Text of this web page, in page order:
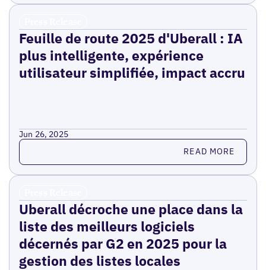
Feuille de route 2025 d'Uberall : IA
plus intelligente, expérience
utilisateur simplifiée, impact accru
Jun 26, 2025
Read more READ MORE
Uberall décroche une place dans la
liste des meilleurs logiciels
décernés par G2 en 2025 pour la
gestion des listes locales